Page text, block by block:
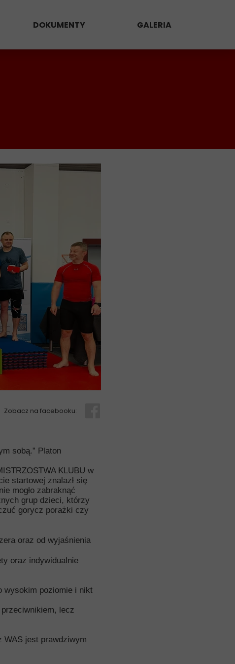
DOKUMENTY GALERIA
Zobacz na facebooku:
sobą.” Platon
KLUBU w
startowej znalazł się
mogło zabraknąć
grup dzieci, którzy
gorycz porażki czy
oraz od wyjaśnienia
oraz indywidualnie
wysokim poziomie i nikt
lecz
WAS jest prawdziwym